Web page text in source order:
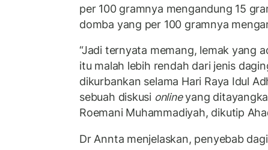
per 100 gramnya mengandung 15
domba yang per 100 gramnya
“Jadi ternyata memang, lemak yang
itu malah lebih rendah dari jenis
dikurbankan selama Hari Raya Idul
sebuah diskusi onlineyang
Roemani Muhammadiyah, dikutip
Dr Annta menjelaskan, penyebab